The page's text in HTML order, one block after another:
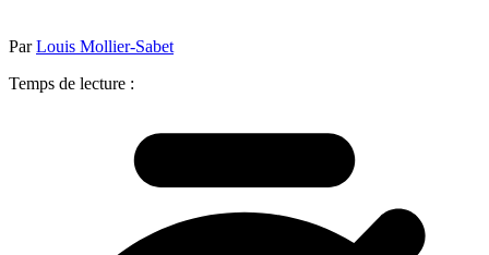
ParLouis Mollier-Sabet
Temps de lecture :